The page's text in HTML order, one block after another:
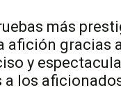
más
afición gracias
y
a los